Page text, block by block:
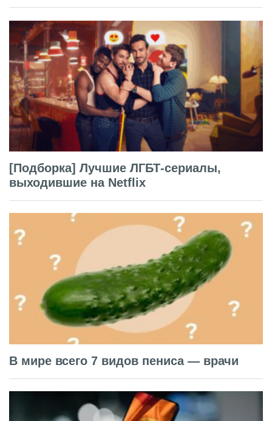
[Подборка] Лучшие ЛГБТ-сериалы,
выходившие на Netflix
В мире всего 7 видов пениса — врачи